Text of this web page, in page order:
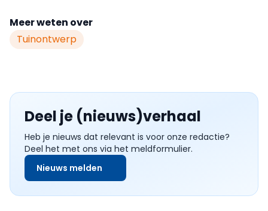
Meer weten over
Tuinontwerp
Deel je (nieuws)verhaal
Heb je nieuws dat relevant is voor onze redactie?
Deel het met ons via het meldformulier.
Nieuws melden